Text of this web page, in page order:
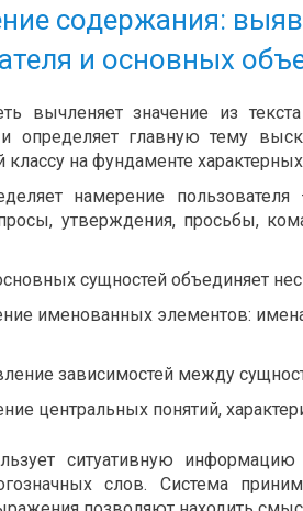
содержания:
и основных
вычленяет значение из
определяет главную тему
на фундаменте характерных
намерение
утверждения, просьбы,
сущностей объединяет
именованных элементов:
зависимостей между
центральных понятий,
ситуативную
слов. Система